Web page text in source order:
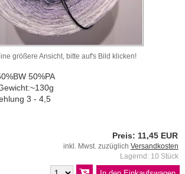
größere Ansicht, bitte auf's Bild klicken!
50%PA
3 - 4,5
Preis: 11,45 EUR
inkl. Mwst. zuzüglich Versandkosten
Lagernd: 10 Stück